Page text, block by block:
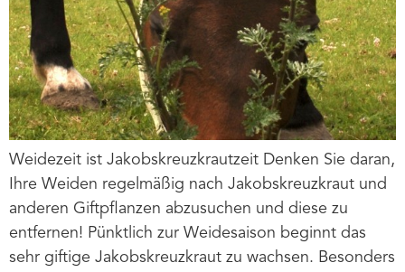
Weidezeit ist Jakobskreuzkrautzeit Denken Sie daran,
Ihre Weiden regelmäßig nach Jakobskreuzkraut und
anderen Giftpflanzen abzusuchen und diese zu
entfernen! Pünktlich zur Weidesaison beginnt das
sehr giftige Jakobskreuzkraut zu wachsen. Besonders